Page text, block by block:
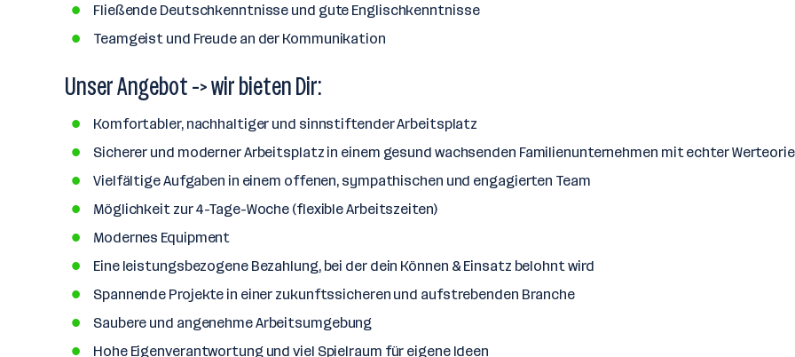
Fließende Deutschkenntnisse und gute Englischkenntnisse
Teamgeist und Freude an der Kommunikation
Unser Angebot -> wir bieten Dir:
Komfortabler, nachhaltiger und sinnstiftender Arbeitsplatz
Sicherer und moderner Arbeitsplatz in einem gesund wachsenden Familienunternehmen mit echter
Vielfältige Aufgaben in einem offenen, sympathischen und engagierten Team
Möglichkeit zur 4-Tage-Woche (flexible Arbeitszeiten)
Modernes Equipment
Eine leistungsbezogene Bezahlung, bei der dein Können & Einsatz belohnt wird
Spannende Projekte in einer zukunftssicheren und aufstrebenden Branche
Saubere und angenehme Arbeitsumgebung
Hohe Eigenverantwortung und viel Spielraum für eigene Ideen